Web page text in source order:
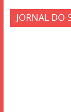
JORNAL DO